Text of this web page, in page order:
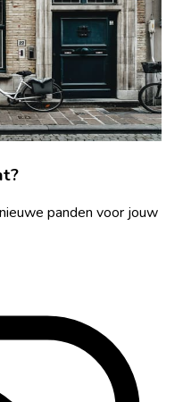
panden voor jouw